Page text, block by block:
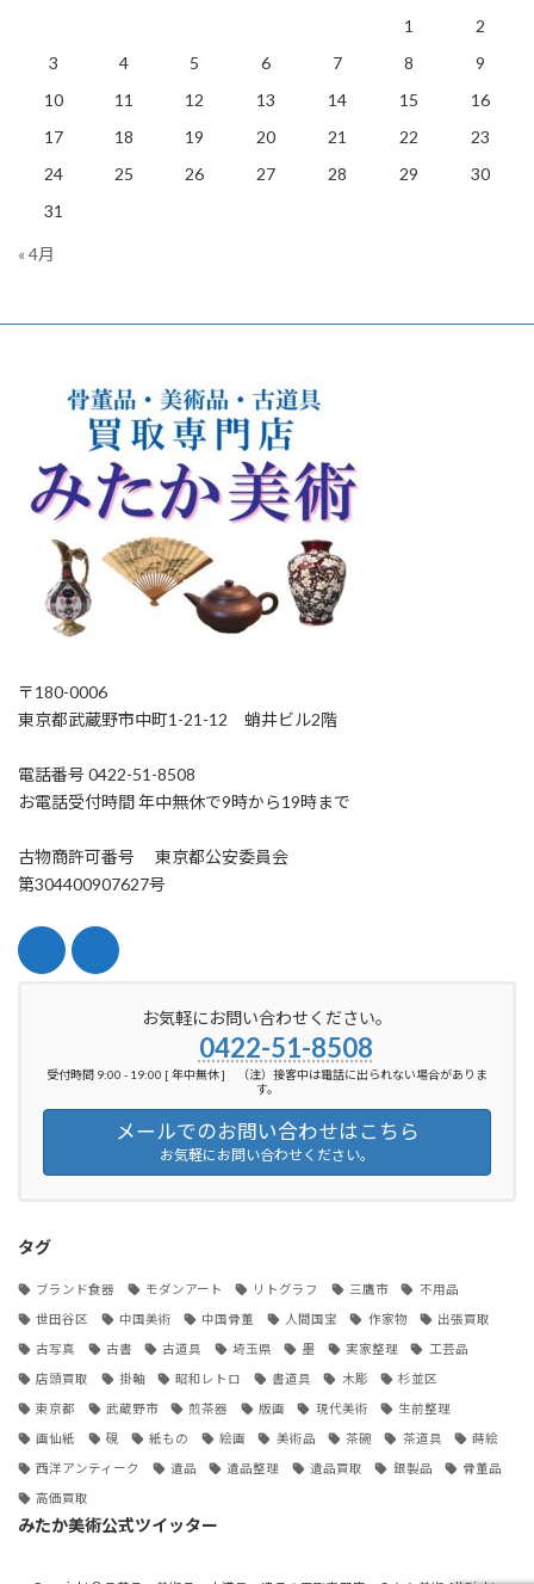
1
2
3
4 5 6 7 8
9
10
11 12 13 14 15
16
17
18 19 20 21 22
23
24
25 26 27 28 29
30
31
« 4月
〒180-0006
東京都武蔵野市中町1-21-12 蛸井ビル2階
電話番号 0422-51-8508
お電話受付時間 年中無休で9時から19時まで
古物商許可番号 東京都公安委員会
第304400907627号
お気軽にお問い合わせください。
0422-51-8508
受付時間 9:00 - 19:00 [ 年中無休 ] （注）接客中は電話に出られない場合がありま
す。
メールでのお問い合わせはこちら
お気軽にお問い合わせください。
タグ
ブランド食器 モダンアート リトグラフ 三鷹市 不用品
世田谷区 中国美術 中国骨董 人間国宝 作家物 出張買取
古写真 古書 古道具 埼玉県 墨 実家整理 工芸品
店頭買取 掛軸 昭和レトロ 書道具 木彫 杉並区
東京都 武蔵野市 煎茶器 版画 現代美術 生前整理
画仙紙 硯 紙もの 絵画 美術品 茶碗 茶道具 蒔絵
西洋アンティーク 遺品 遺品整理 遺品買取 銀製品 骨董品
高価買取
みたか美術公式ツイッター